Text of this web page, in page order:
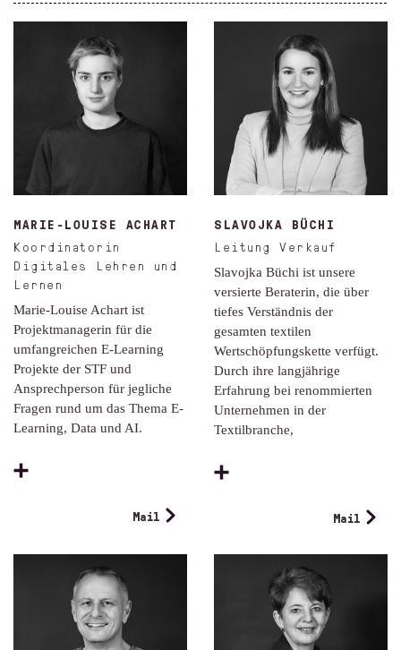
MARIE-LOUISE ACHART
Koordinatorin
Digitales Lehren und
Lernen
Marie-Louise Achart ist
Projektmanagerin für die
umfangreichen E-Learning
Projekte der STF und
Ansprechperson für jegliche
Fragen rund um das Thema E-
Learning, Data und AI.
Mail
SLAVOJKA BÜCHI
Leitung Verkauf
Slavojka Büchi ist unsere
versierte Beraterin, die über
tiefes Verständnis der
gesamten textilen
Wertschöpfungskette verfügt.
Durch ihre langjährige
Erfahrung bei renommierten
Unternehmen in der
Textilbranche,
Mail